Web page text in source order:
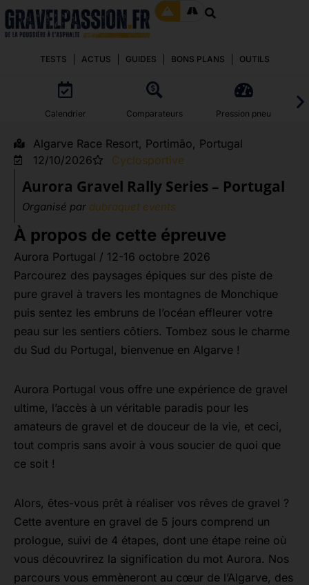
TESTS ACTUS GUIDES BONS PLANS OUTILS
Calendrier Comparateurs Pression pneu
Algarve Race Resort, Portimão, Portugal
12/10/2026
Cyclosportive
Aurora Gravel Rally Series – Portugal
Organisé par dubraquet events
À propos de cette épreuve
Aurora Portugal / 12-16 octobre 2026
Parcourez des paysages épiques sur des piste de
pure gravel à travers les montagnes de Monchique
puis sentez les embruns de l’océan effleurer votre
peau sur les sentiers côtiers. Tombez sous le charme
du Sud du Portugal, bienvenue en Algarve !
Aurora Portugal vous offre une expérience de gravel
ultime, l’accès à un véritable paradis pour les
amateurs de gravel et de douceur de la vie, et ceci,
tout compris sans avoir à vous soucier de quoi que
ce soit !
Alors, êtes-vous prêt à réaliser vos rêves de gravel ?
Cette aventure en gravel de 5 jours comprend un
prologue, suivi de 4 étapes, dont une étape reine où
vous découvrirez la signification du mot Aurora. Nos
parcours vous emmèneront au cœur de l’Algarve, des